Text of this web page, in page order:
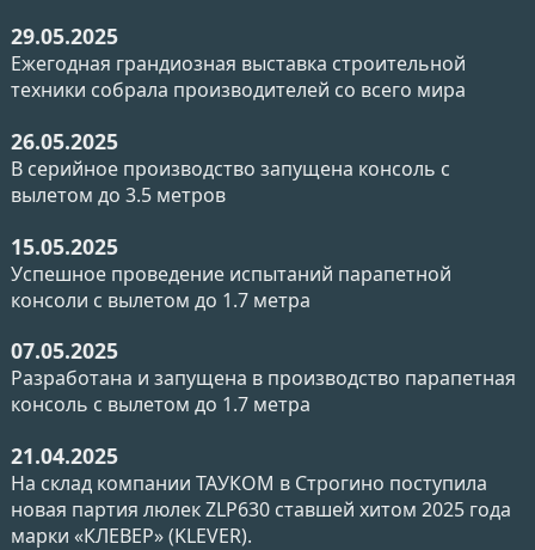
29.05.2025
Ежегодная грандиозная выставка строительной
техники собрала производителей со всего мира
26.05.2025
В серийное производство запущена консоль с
вылетом до 3.5 метров
15.05.2025
Успешное проведение испытаний парапетной
консоли с вылетом до 1.7 метра
07.05.2025
Разработана и запущена в производство парапетная
консоль с вылетом до 1.7 метра
21.04.2025
На склад компании ТАУКОМ в Строгино поступила
новая партия люлек ZLP630 ставшей хитом 2025 года
марки «КЛЕВЕР» (KLEVER).